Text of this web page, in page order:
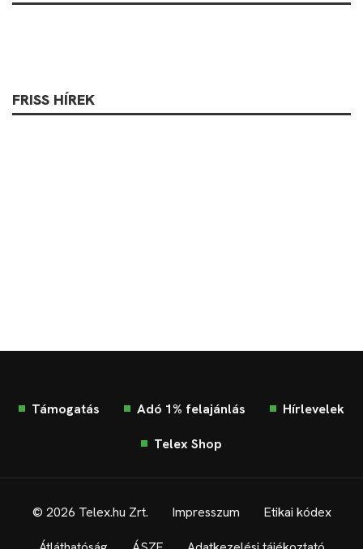
FRISS HÍREK
Támogatás Adó 1% felajánlás Hírlevelek
Telex Shop
© 2026 Telex.hu Zrt. Impresszum Etikai kódex